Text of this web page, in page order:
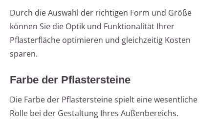
Durch die Auswahl der richtigen Form und Größe
können Sie die Optik und Funktionalität Ihrer
Pflasterfläche optimieren und gleichzeitig Kosten
sparen.
Farbe der Pflastersteine
Die Farbe der Pflastersteine spielt eine wesentliche
Rolle bei der Gestaltung Ihres Außenbereichs.